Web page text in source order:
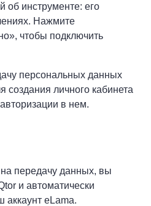
об инструменте: его
Нажмите
чтобы подключить
персональных данных
создания личного кабинета
в нем.
на передачу данных, вы
и автоматически
аккаунт eLama.